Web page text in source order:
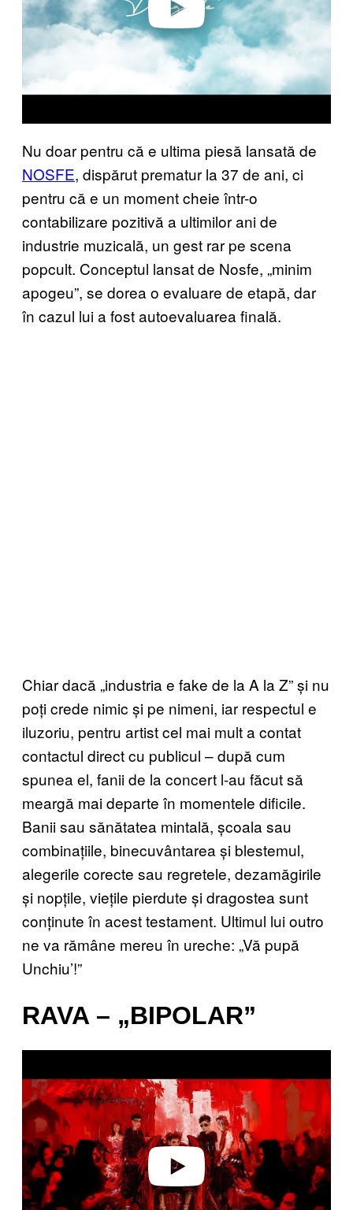
Nu doar pentru că e ultima piesă lansată de
NOSFE, dispărut prematur la 37 de ani, ci
pentru că e un moment cheie într-o
contabilizare pozitivă a ultimilor ani de
industrie muzicală, un gest rar pe scena
popcult. Conceptul lansat de Nosfe, „minim
apogeu”, se dorea o evaluare de etapă, dar
în cazul lui a fost autoevaluarea finală.
Chiar dacă „industria e fake de la A la Z” și nu
poți crede nimic și pe nimeni, iar respectul e
iluzoriu, pentru artist cel mai mult a contat
contactul direct cu publicul – după cum
spunea el, fanii de la concert l-au făcut să
meargă mai departe în momentele dificile.
Banii sau sănătatea mintală, școala sau
combinațiile, binecuvântarea și blestemul,
alegerile corecte sau regretele, dezamăgirile
și nopțile, viețile pierdute și dragostea sunt
conținute în acest testament. Ultimul lui outro
ne va rămâne mereu în ureche: „Vă pupă
Unchiu’!”
RAVA – „BIPOLAR”
a
v
e
o